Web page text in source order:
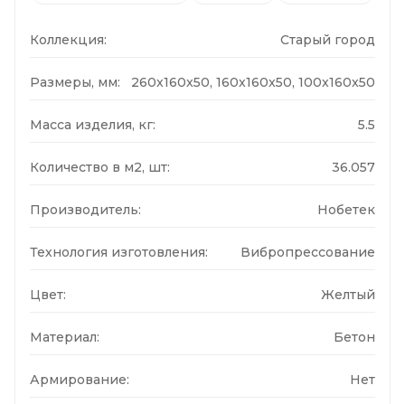
Коллекция: Старый город
Размеры, мм: 260x160x50, 160x160x50, 100x160x50
Масса изделия, кг: 5.5
Количество в м2, шт: 36.057
Производитель: Нобетек
Технология изготовления: Вибропрессование
Цвет: Желтый
Материал: Бетон
Армирование: Нет